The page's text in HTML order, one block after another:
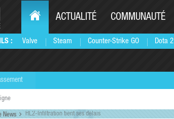
: Valve Steam Counter-Strike GO Dota 2
ACTUALITÉ COMMUNAUTÉ
News HL2-Infiltration tient ses délais